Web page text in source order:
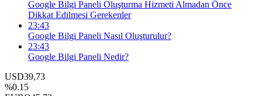
Google Bilgi Paneli Oluşturma Hizmeti Almadan Önce
Dikkat Edilmesi Gerekenler
23:43
Google Bilgi Paneli Nasıl Oluşturulur?
23:43
Google Bilgi Paneli Nedir?
USD39,73
%0.15